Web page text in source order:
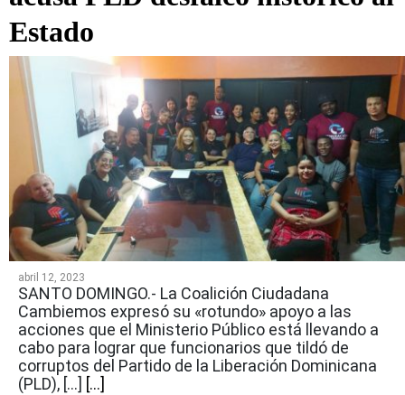
Estado
abril 12, 2023
SANTO DOMINGO.- La Coalición Ciudadana
Cambiemos expresó su «rotundo» apoyo a las
acciones que el Ministerio Público está llevando a
cabo para lograr que funcionarios que tildó de
corruptos del Partido de la Liberación Dominicana
(PLD), […] [...]